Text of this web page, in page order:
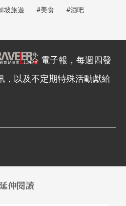
坡旅遊 #美食 #酒吧
電子報，每週四發
，以及不定期特殊活動獻給
延伸閱讀